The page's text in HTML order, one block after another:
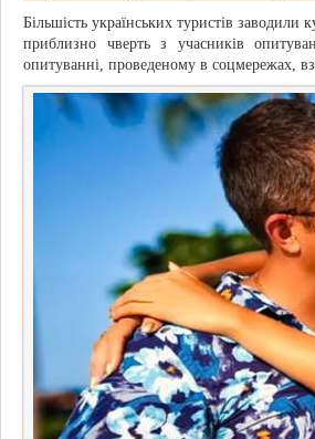
Більшість українських туристів заводили
приблизно чверть з учасників
опитуванні, проведеному в соцмережах,